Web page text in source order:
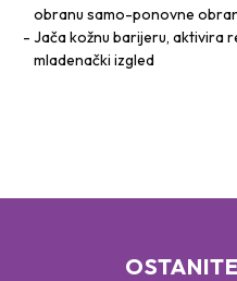
obranu samo-ponovne
Jača kožnu barijeru, aktivira
mladenački izgled